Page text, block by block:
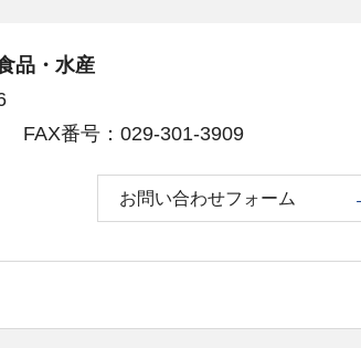
品・水産
FAX番号：029-301-3909
お問い合わせフォーム